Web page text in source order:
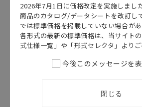
カタログ 日本語
SCEB-057H
E3ZM-B データ
シート
更新
カ
2026年7月1日に価格改定を実施しまし
商品のカタログ/データシートを改訂し
では標準価格を掲載していない場合があ
各形式の最新の標準価格は、当サイト
式仕様一覧」や「形式セレクタ」よりご
今後このメッセージを
閉じる